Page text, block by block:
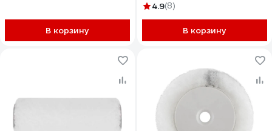
В корзину
4.9(8)
В корзину